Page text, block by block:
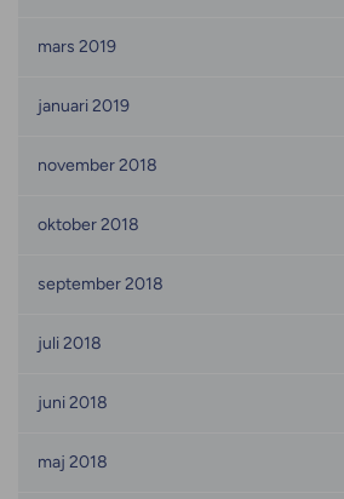
mars 2019
januari 2019
november 2018
oktober 2018
september 2018
juli 2018
juni 2018
maj 2018